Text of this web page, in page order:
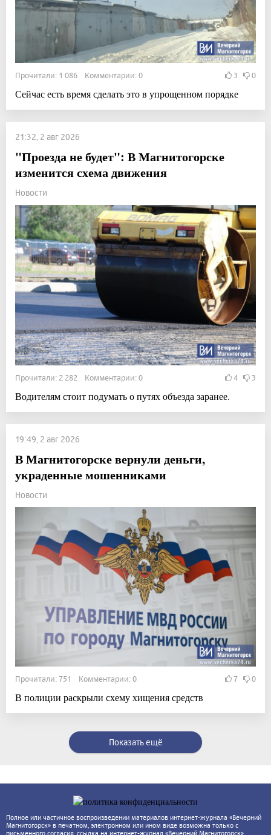
Прочитали: 1 086 Комментарии: 0 3 0
Сейчас есть время сделать это в упрощенном порядке
21:32, 2 авг 2026
"Проезда не будет": В Магнитогорске
изменится схема движения
Новости
Прочитали: 2 282 Комментарии: 0 4 3
Водителям стоит подумать о путях объезда заранее.
19:49, 2 авг 2026
В Магнитогорске вернули деньги,
украденные мошенниками
Новости
Прочитали: 751 Комментарии: 0 7 0
В полиции раскрыли схему хищения средств
Показать ещё
Полное или частичное воспроизведении материалов интернет-журнала «Вечерний
Магнитогорск» в печатном, электронном или ином виде возможна только с
письменного согласия, ссылка на интернет-журнал «Вечерний Магнитогорск»